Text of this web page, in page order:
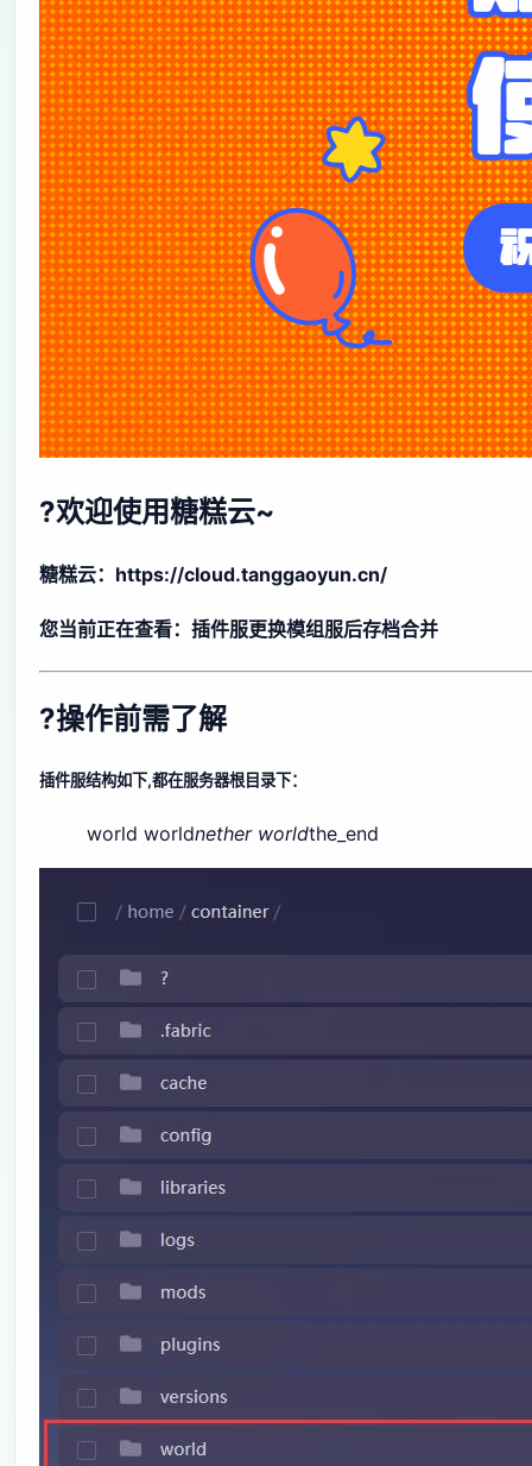
?欢迎使用糖糕云~
糖糕云：https://cloud.tanggaoyun.cn/
您当前正在查看：插件服更换模组服后存档合并
?操作前需了解
插件服结构如下,都在服务器根目录下：
world worldnether worldthe_end